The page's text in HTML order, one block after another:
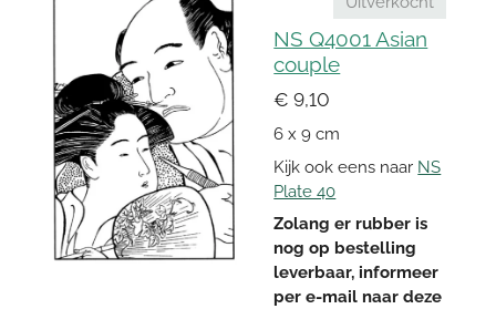
NS Q4001 Asian
couple
€ 9,10
6 x 9 cm
Kijk ook eens naar NS
Plate 40
Zolang er rubber is
nog op bestelling
leverbaar, informeer
per e-mail naar deze